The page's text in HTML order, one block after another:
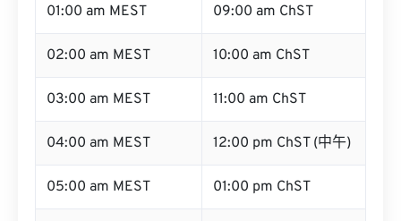
01:00 am MEST 09:00 am ChST
02:00 am MEST 10:00 am ChST
03:00 am MEST 11:00 am ChST
04:00 am MEST 12:00 pm ChST (中午)
05:00 am MEST 01:00 pm ChST